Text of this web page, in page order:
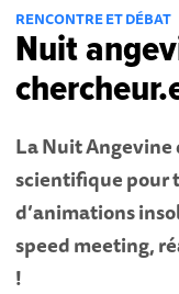
RENCONTRE ET DÉBAT
Nuit
La Nuit
scientifique pour
d’animations
speed meeting,
!